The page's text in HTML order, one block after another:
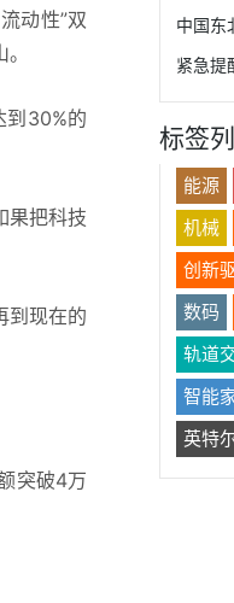
动性”双
30%的
果把科技
到现在的
突破4万
中国东
紧急提
标签
能源
机械
创新
数码
轨道
智能
英特